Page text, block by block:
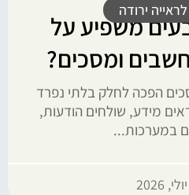
ירודה
משפיע על
ומסכים?
הפכה לחלק בלתי נפרד
מידע, שולחים הודעות,
במערכות...